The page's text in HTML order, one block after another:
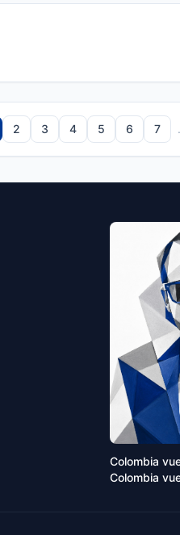
2 3 4 5 6 7
Colombia
Colombia